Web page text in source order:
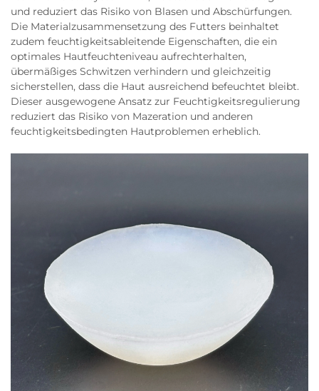
und reduziert das Risiko von Blasen und Abschürfungen.
Die Materialzusammensetzung des Futters beinhaltet
zudem feuchtigkeitsableitende Eigenschaften, die ein
optimales Hautfeuchteniveau aufrechterhalten,
übermäßiges Schwitzen verhindern und gleichzeitig
sicherstellen, dass die Haut ausreichend befeuchtet bleibt.
Dieser ausgewogene Ansatz zur Feuchtigkeitsregulierung
reduziert das Risiko von Mazeration und anderen
feuchtigkeitsbedingten Hautproblemen erheblich.